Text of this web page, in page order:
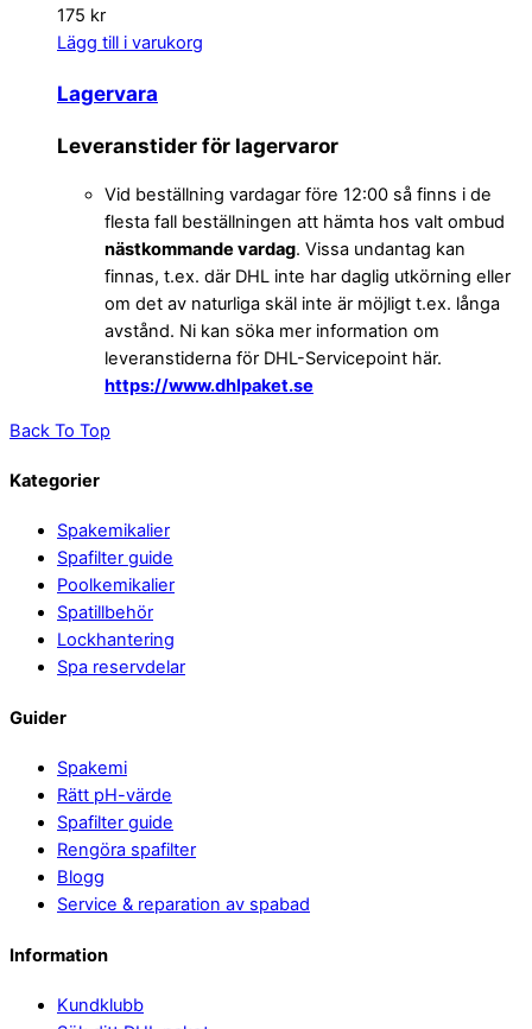
175 kr
Lägg till i varukorg
Lagervara
Leveranstider för lagervaror
Vid beställning vardagar före 12:00 så finns i de
flesta fall beställningen att hämta hos valt ombud
nästkommande vardag. Vissa undantag kan
finnas, t.ex. där DHL inte har daglig utkörning eller
om det av naturliga skäl inte är möjligt t.ex. långa
avstånd. Ni kan söka mer information om
leveranstiderna för DHL-Servicepoint här.
https://www.dhlpaket.se
Back To Top
Kategorier
Spakemikalier
Spafilter guide
Poolkemikalier
Spatillbehör
Lockhantering
Spa reservdelar
Guider
Spakemi
Rätt pH-värde
Spafilter guide
Rengöra spafilter
Blogg
Service & reparation av spabad
Information
Kundklubb